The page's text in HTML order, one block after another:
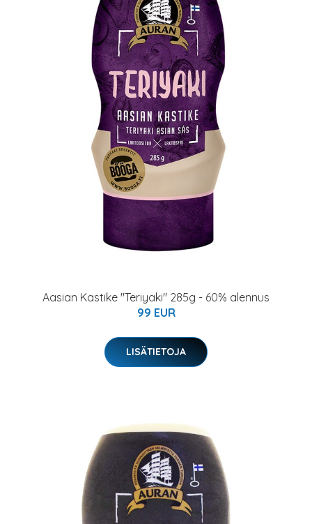
Aasian Kastike "Teriyaki" 285g - 60% alennus
99 EUR
LISÄTIETOJA